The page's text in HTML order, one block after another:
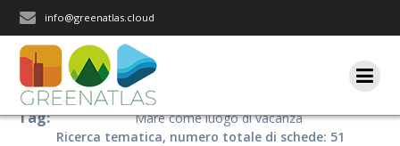
info@greenatlas.cloud
Tag:
Mare come luogo di vacanza
Ricerca tematica, numero totale di schede: 51